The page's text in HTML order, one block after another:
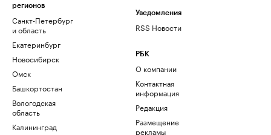
регионов
Санкт-Петербург
и область
Екатеринбург
Новосибирск
Омск
Башкортостан
Вологодская
область
Калининград
Уведомления
RSS Новости
РБК
О компании
Контактная
информация
Редакция
Размещение
рекламы